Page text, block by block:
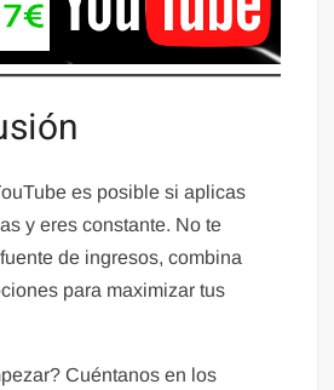
es posible si aplicas
y eres constante. No te
de ingresos, combina
para maximizar tus
Cuéntanos en los